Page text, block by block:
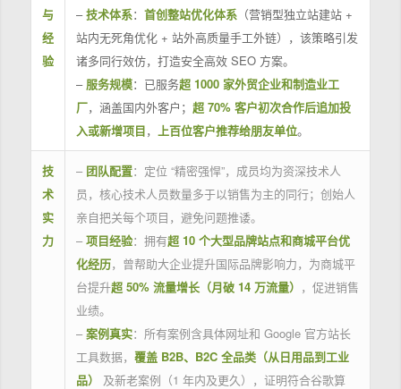
与
经
验
–技术体系： 首创整站优化体系（营销型独立站建站 +
站内无死角优化 + 站外高质量手工外链），该策略引发
诸多同行效仿，打造安全高效 SEO 方案。
– 服务规模：已服务超 1000 家外贸企业和制造业工
厂，涵盖国内外客户； 超 70% 客户初次合作后追加投
入或新增项目， 上百位客户推荐给朋友单位。
技
术
实
力
– 团队配置：定位 “精密强悍”，成员均为资深技术人
员，核心技术人员数量多于以销售为主的同行；创始人
亲自把关每个项目，避免问题推诿。
– 项目经验：拥有超 10 个大型品牌站点和商城平台优
化经历，曾帮助大企业提升国际品牌影响力，为商城平
台提升超 50% 流量增长（月破 14 万流量） ，促进销售
业绩。
– 案例真实：所有案例含具体网址和 Google 官方站长
工具数据， 覆盖 B2B、B2C 全品类（从日用品到工业
品）
及新老案例（1 年内及更久），证明符合谷歌算